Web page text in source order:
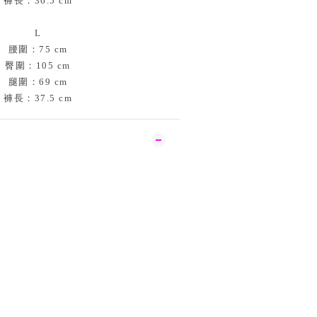
L
腰圍：75 cm
臀圍：105 cm
腿圍：69 cm
褲長：37.5 cm